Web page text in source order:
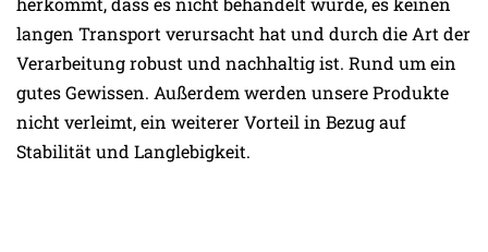
langen Transport verursacht hat und durch die Art der
Verarbeitung robust und nachhaltig ist. Rund um ein
gutes Gewissen. Außerdem werden unsere Produkte
nicht verleimt, ein weiterer Vorteil in Bezug auf
Stabilität und Langlebigkeit.